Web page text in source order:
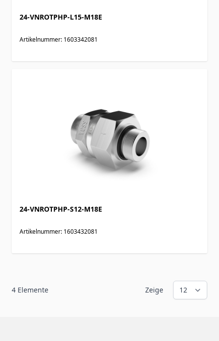
24-VNROTPHP-L15-M18E
Artikelnummer: 1603342081
24-VNROTPHP-S12-M18E
Artikelnummer: 1603432081
4 Elemente Zeige